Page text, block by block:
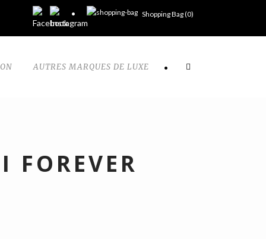
Shopping Bag (0)
AUTRES MARQUES DE LUXE •
FOREVER